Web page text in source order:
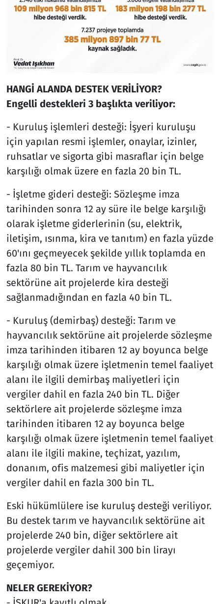
HANGİ ALANDA DESTEK VERİLİYOR?
Engelli destekleri 3 başlıkta veriliyor:
- Kuruluş işlemleri desteği: İşyeri kuruluşu
için yapılan resmi işlemler, onaylar, izinler,
ruhsatlar ve sigorta gibi masraflar için belge
karşılığı olmak üzere en fazla 20 bin TL.
- İşletme gideri desteği: Sözleşme imza
tarihinden sonra 12 ay süre ile belge karşılığı
olarak işletme giderlerinin (su, elektrik,
iletişim, ısınma, kira ve tanıtım) en fazla yüzde
60'ını geçmeyecek şekilde yıllık toplamda en
fazla 80 bin TL. Tarım ve hayvancılık
sektörüne ait projelerde kira desteği
sağlanmadığından en fazla 40 bin TL.
- Kuruluş (demirbaş) desteği: Tarım ve
hayvancılık sektörüne ait projelerde sözleşme
imza tarihinden itibaren 12 ay boyunca belge
karşılığı olmak üzere işletmenin temel faaliyet
alanı ile ilgili demirbaş maliyetleri için
vergiler dahil en fazla 240 bin TL. Diğer
sektörlere ait projelerde sözleşme imza
tarihinden itibaren 12 ay boyunca belge
karşılığı olmak üzere işletmenin temel faaliyet
alanı ile ilgili makine, teçhizat, yazılım,
donanım, ofis malzemesi gibi maliyetler için
vergiler dahil en fazla 300 bin TL.
Eski hükümlülere ise kuruluş desteği veriliyor.
Bu destek tarım ve hayvancılık sektörüne ait
projelerde 240 bin, diğer sektörlere ait
projelerde vergiler dahil 300 bin lirayı
geçemiyor.
NELER GEREKİYOR?